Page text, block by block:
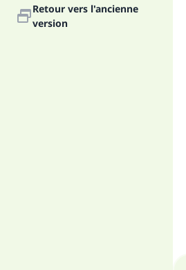
Retour vers l'ancienne
version